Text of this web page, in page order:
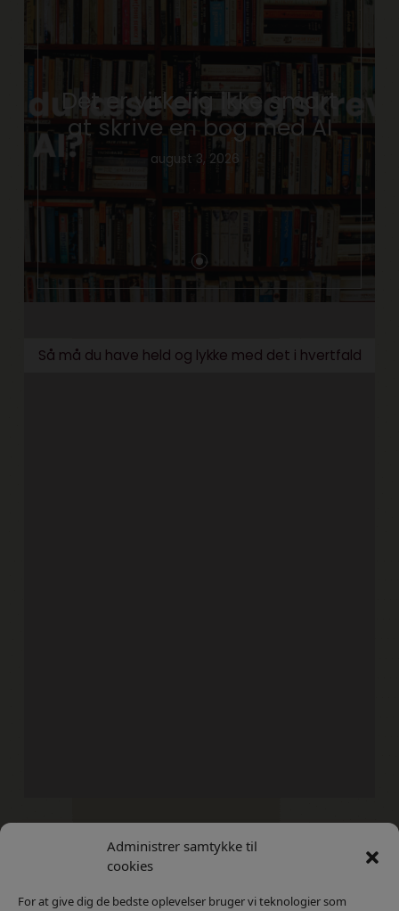
Administrer samtykke til
cookies
For at give dig de bedste oplevelser bruger vi teknologier som
Det er virkelig ikke smart
at skrive en bog med AI
august 3, 2026
Så må du have held og lykke med det i hvertfald
Kontakt